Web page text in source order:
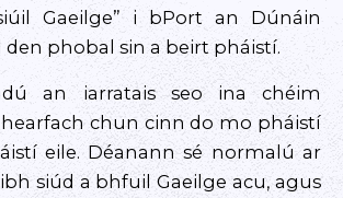
Gaeilge” i bPort an Dúnáin
phobal sin a beirt pháistí.
an iarratais seo ina chéim
chun cinn do mo pháistí
eile. Déanann sé normalú ar
siúd a bhfuil Gaeilge acu, agus